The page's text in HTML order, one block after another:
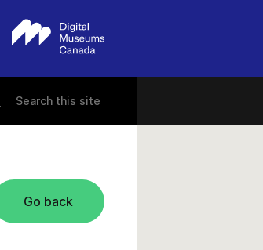
Go back